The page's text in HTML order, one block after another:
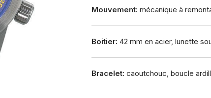
Mouvement: mécanique à
Boitier: 42 mm en acier, lunette
Bracelet: caoutchouc, boucle